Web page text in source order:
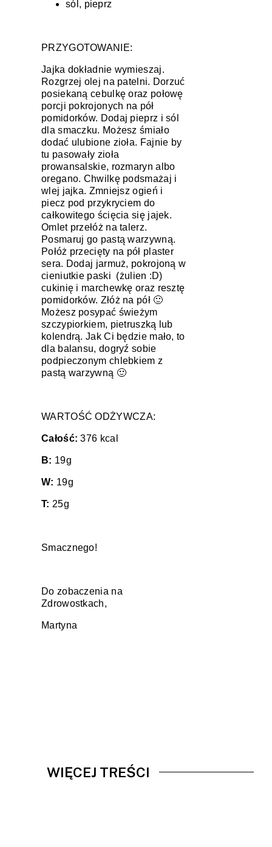
sól, pieprz
PRZYGOTOWANIE:
Jajka dokładnie wymieszaj.
Rozgrzej olej na patelni. Dorzuć
posiekaną cebulkę oraz połowę
porcji pokrojonych na pół
pomidorków. Dodaj pieprz i sól
dla smaczku. Możesz śmiało
dodać ulubione zioła. Fajnie by
tu pasowały zioła
prowansalskie, rozmaryn albo
oregano. Chwilkę podsmażaj i
wlej jajka. Zmniejsz ogień i
piecz pod przykryciem do
całkowitego ścięcia się jajek.
Omlet przełóż na talerz.
Posmaruj go pastą warzywną.
Połóż przecięty na pół plaster
sera. Dodaj jarmuż, pokrojoną w
cieniutkie paski (żulien :D)
cukinię i marchewkę oraz resztę
pomidorków. Złóż na pół 🙂
Możesz posypać świeżym
szczypiorkiem, pietruszką lub
kolendrą. Jak Ci będzie mało, to
dla balansu, dogryź sobie
podpieczonym chlebkiem z
pastą warzywną 🙂
WARTOŚĆ ODŻYWCZA:
Całość: 376 kcal
B: 19g
W: 19g
T: 25g
Smacznego!
Do zobaczenia na
Zdrowostkach,
Martyna
WIĘCEJ TREŚCI